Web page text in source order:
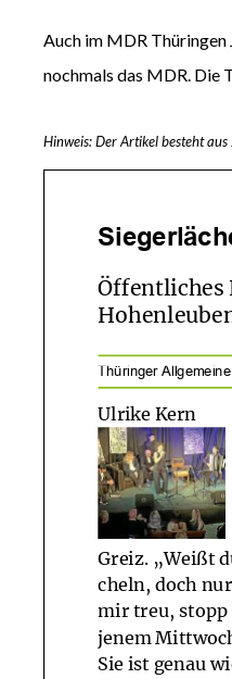
Auch im MDR
nochmals das MDR. Die
Hinweis: Der Artikel besteht aus